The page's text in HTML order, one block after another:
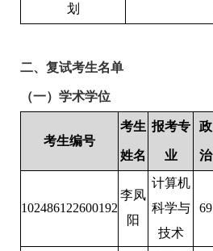
划
二、复试考生名单
（一）学术学位
考生编号
考生
姓名
报考专
业
政
治
102486122600192
李凤
阳
计算机
科学与
技术
69